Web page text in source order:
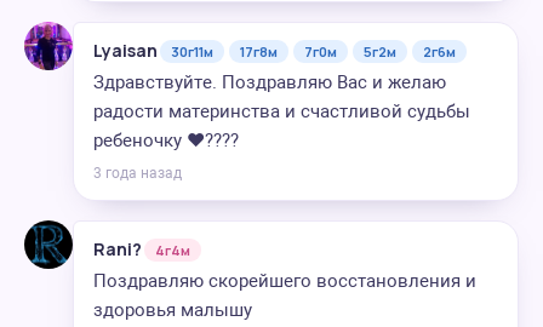
Lyaisan 30г11м 17г8м 7г0м 5г2м 2г6м
Здравствуйте. Поздравляю Вас и желаю
радости материнства и счастливой судьбы
ребеночку ❤️????
3 года назад
Rani?️ 4г4м
Поздравляю скорейшего восстановления и
здоровья малышу